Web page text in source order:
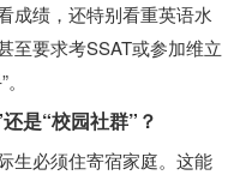
成绩，还特别看重英语水
至要求考SSAT或参加维立
是“校园社群”？
生必须住寄宿家庭。这能